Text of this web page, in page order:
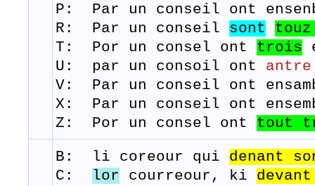
P: Par un conseil ont
R: Par un conseil sont
touz
​T: Por un consel ont trois
U: par un consoil ont antre
V: Par un conseil ont
​X: Par un conseil ont
Z: Por un consel ont tout
B: li coreour qui denant
C:
lor courreour, ki